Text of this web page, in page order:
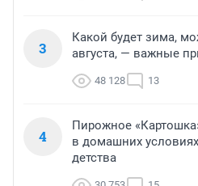
3
Какой будет зима,
августа, — важные
48 128 13
4
Пирожное
в домашних
детства